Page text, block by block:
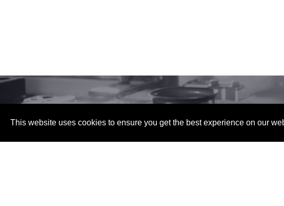
立
This website uses cookies to ensure you get the best experience on our